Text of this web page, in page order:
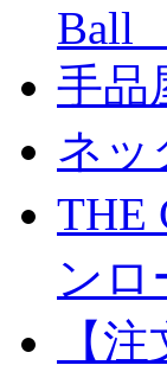
Ball
手
ネッ
THE
ンロ
【